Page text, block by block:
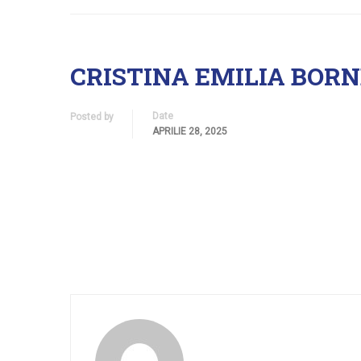
CRISTINA EMILIA
Posted by
Date
APRILIE 28, 2025